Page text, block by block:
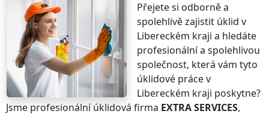
Přejete si odborně a
spolehlivě zajistit úklid v
Libereckém kraji a hledáte
profesionální a spolehlivou
společnost, která vám tyto
úklidové prácev
Libereckém kraji poskytne?
Jsme profesionální úklidová firma EXTRA SERVICES,